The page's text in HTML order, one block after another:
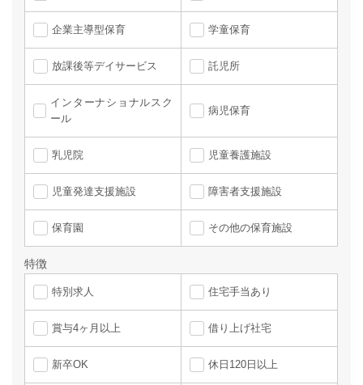
企業主導型保育 学童保育
放課後等デイサービス 託児所
インターナショナルスク
ール
病児保育
乳児院 児童養護施設
児童発達支援施設 障害者支援施設
保育園 その他の保育施設
特徴
特別求人 住宅手当あり
賞与4ヶ月以上 借り上げ社宅
新卒OK 休日120日以上